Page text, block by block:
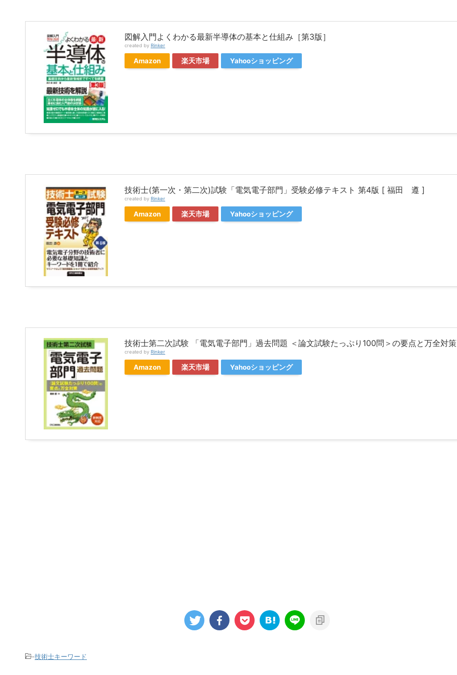
図解入門よくわかる最新半導体の基本と仕組み［第3版］
created by Rinker
Amazon 楽天市場 Yahooショッピング
技術士(第一次・第二次)試験「電気電子部門」受験必修テキスト 第4版 [ 福田 遵 ]
created by Rinker
Amazon 楽天市場 Yahooショッピング
技術士第二次試験 「電気電子部門」過去問題 ＜論文試験たっぷり100問＞の要点と万全対策
created by Rinker
Amazon 楽天市場 Yahooショッピング
-技術士キーワード